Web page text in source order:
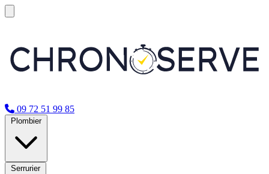
09 72 51 99 85
Plombier
Serrurier